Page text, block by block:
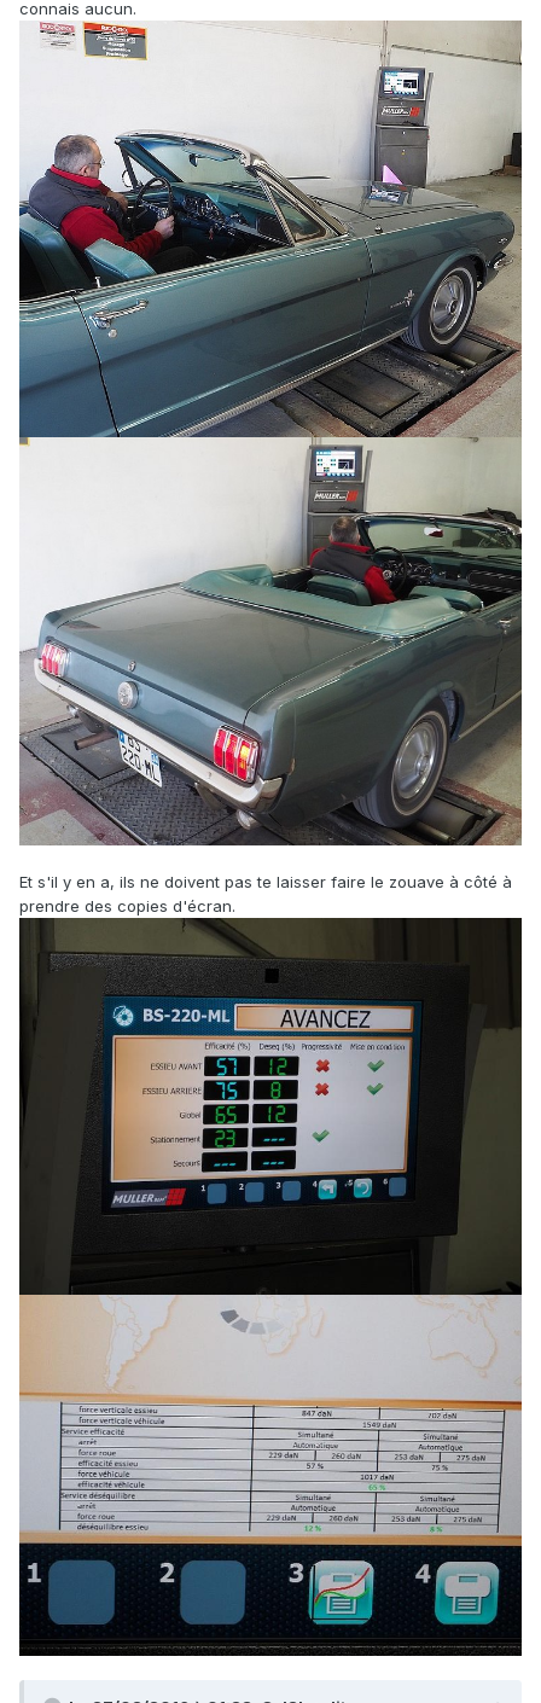
connais aucun.
Et s'il y en a, ils ne doivent pas te laisser faire le zouave à côté à
prendre des copies d'écran.